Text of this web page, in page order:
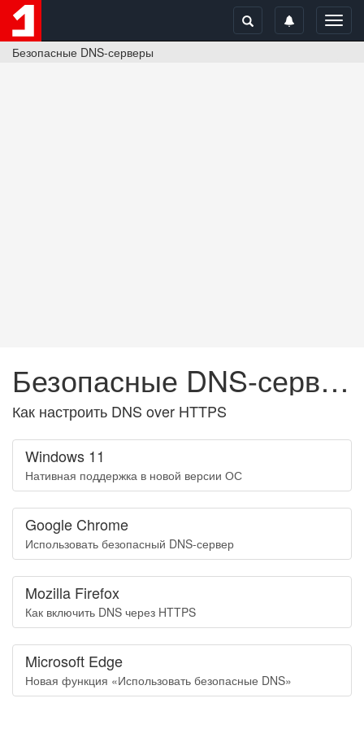
Безопасные DNS-серверы
Безопасные DNS-серверы
Как настроить DNS over HTTPS
Windows 11
Нативная поддержка в новой версии ОС
Google Chrome
Использовать безопасный DNS-сервер
Mozilla Firefox
Как включить DNS через HTTPS
Microsoft Edge
Новая функция «Использовать безопасные DNS»